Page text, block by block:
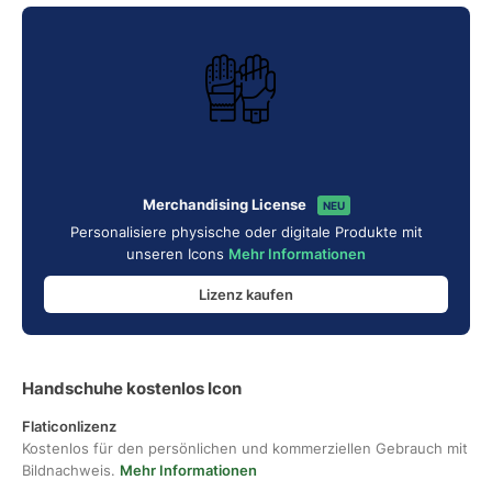
Merchandising License NEU
Personalisiere physische oder digitale Produkte mit
unseren Icons Mehr Informationen
Lizenz kaufen
Handschuhe kostenlos Icon
Flaticonlizenz
Kostenlos für den persönlichen und kommerziellen Gebrauch mit
Bildnachweis. Mehr Informationen